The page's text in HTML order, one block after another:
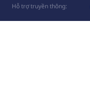
Hỗ trợ truyền thông: